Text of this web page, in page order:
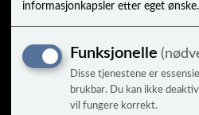
informasjonkapsler etter eget ønske.
Funksjonelle
Disse tjenestene er
brukbar. Du kan ikke
vil fungere korrekt.